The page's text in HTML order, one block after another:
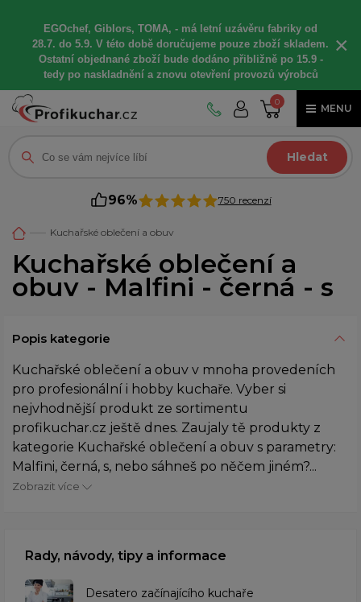
EGOchef, Giblors, TOMA, - má letní uzávěru fabriky od
28.7. do 5.9. V této době doručujeme pouze zboží skladem.
Ostatní objednané zboží bude dodáno přibližně po 15.9 -
tedy po naskladnění a znovu otevření provozů výrobců
×
0
MENU
Hledat
96% 750 recenzí
Kuchařské oblečení a obuv
Kuchařské oblečení a
obuv - Malfini - černá - s
Popis kategorie
Kuchařské oblečení a obuv v mnoha provedeních
pro profesionální i hobby kuchaře. Vyber si
nejvhodnější produkt ze sortimentu
profikuchar.cz ještě dnes. Zaujaly tě produkty z
kategorie Kuchařské oblečení a obuv s parametry:
Malfini, černá, s, nebo sáhneš po něčem jiném?...
Zobrazit více
Rady, návody, tipy a informace
Desatero začínajícího kuchaře